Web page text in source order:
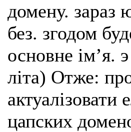
домену.
без. згодом
основне імʼя.
літа) Отже:
цапских